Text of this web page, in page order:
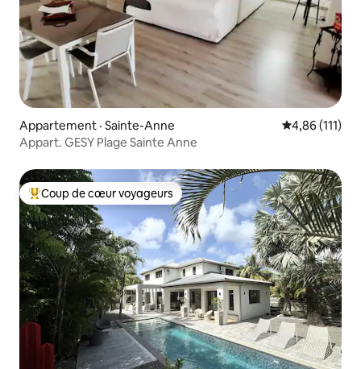
Appartement · Sainte-Anne Note
4,86 (111)
Appart. GESY Plage Sainte Anne
Coup de cœur voyageurs parmi les plus aimés
Coup de cœur voyageurs